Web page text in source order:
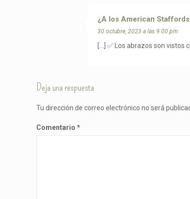
¿A los American
30 octubre, 2023 a las 9:00 pm
[…] ✅ Los abrazos son
Deja una respuesta
Tu dirección de correo electrónico no será
Comentario*